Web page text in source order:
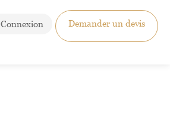
Connexion Demander un devis